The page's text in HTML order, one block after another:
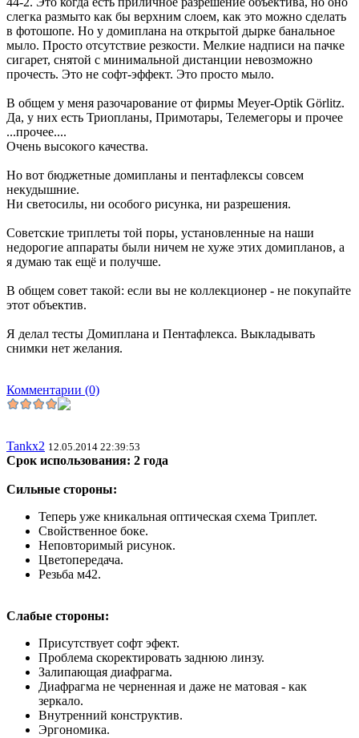
слегка размыто как бы верхним слоем, как это можно сделать
в фотошопе. Но у домиплана на открытой дырке банальное
мыло. Просто отсутствие резкости. Мелкие надписи на пачке
сигарет, снятой с минимальной дистанции невозможно
прочесть. Это не софт-эффект. Это просто мыло.
В общем у меня разочарование от фирмы Meyer-Optik Görlitz.
Да, у них есть Триопланы, Примотары, Телемегоры и прочее
...прочее....
Очень высокого качества.
Но вот бюджетные домипланы и пентафлексы совсем
некудышние.
Ни светосилы, ни особого рисунка, ни разрешения.
Советские триплеты той поры, установленные на наши
недорогие аппараты были ничем не хуже этих домипланов, а
я думаю так ещё и получше.
В общем совет такой: если вы не коллекционер - не покупайте
этот объектив.
Я делал тесты Домиплана и Пентафлекса. Выкладывать
снимки нет желания.
Комментарии (0)
Tankx2 12.05.2014 22:39:53
Срок использования: 2 года
Сильные стороны:
Теперь уже кникальная оптическая схема Триплет.
Свойственное боке.
Неповторимый рисунок.
Цветопередача.
Резьба м42.
Слабые стороны:
Присутствует софт эфект.
Проблема скоректировать заднюю линзу.
Залипающая диафрагма.
Диафрагма не черненная и даже не матовая - как
зеркало.
Внутренний конструктив.
Эргономика.